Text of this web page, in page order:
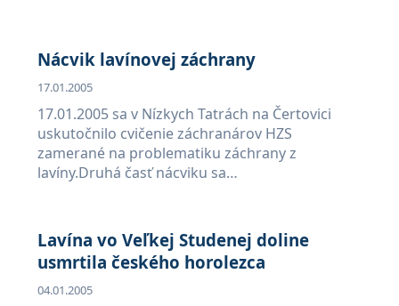
Nácvik lavínovej záchrany
17.01.2005
17.01.2005 sa v Nízkych Tatrách na Čertovici
uskutočnilo cvičenie záchranárov HZS
zamerané na problematiku záchrany z
lavíny.Druhá časť nácviku sa…
Lavína vo Veľkej Studenej doline
usmrtila českého horolezca
04.01.2005